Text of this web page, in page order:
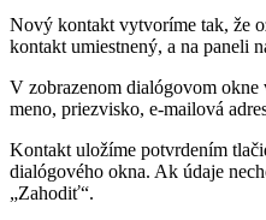
Nový kontakt vytvoríme tak, že
kontakt umiestnený, a na paneli
V zobrazenom dialógovom okne
meno, priezvisko, e-mailová
Kontakt uložíme potvrdením
dialógového okna. Ak údaje
„Zahodiť“.